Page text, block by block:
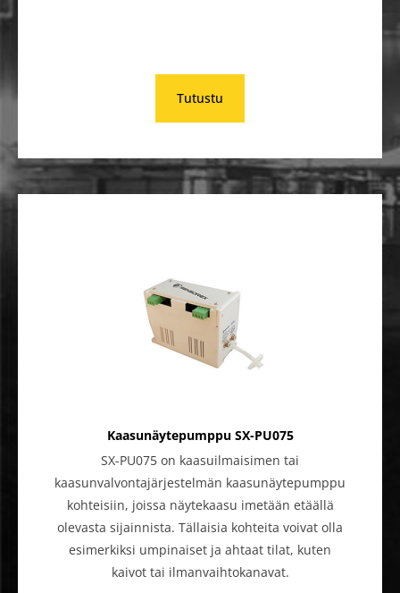
Tutustu
Kaasunäytepumppu SX-PU075
SX-PU075 on kaasuilmaisimen tai
kaasunvalvontajärjestelmän kaasunäytepumppu
kohteisiin, joissa näytekaasu imetään etäällä
olevasta sijainnista. Tällaisia kohteita voivat olla
esimerkiksi umpinaiset ja ahtaat tilat, kuten
kaivot tai ilmanvaihtokanavat.